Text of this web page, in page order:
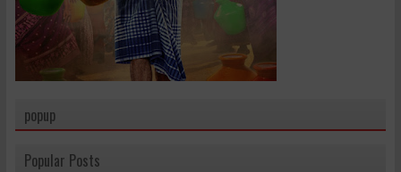
popup
Popular Posts